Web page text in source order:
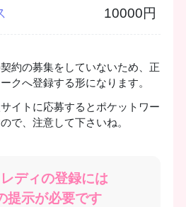
10000円
約の募集をしていないため、正
クへ登録する形になります。
イトに応募するとポケットワー
で、注意して下さいね。
ディの登録には
提示が必要です